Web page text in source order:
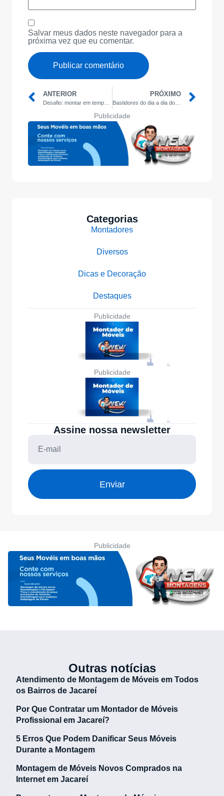
Salvar meus dados neste navegador para a
próxima vez que eu comentar.
ANTERIOR PRÓXIMO
Bastidores do dia a dia do montador
Publicidade
Categorias
Montadores
Diversos
Dicas e Decoração
Destaques
Publicidade
Publicidade
Assine nossa newsletter
Enviar
Publicidade
Outras notícias
Atendimento de Montagem de Móveis em Todos
os Bairros de Jacareí
Por Que Contratar um Montador de Móveis
Profissional em Jacareí?
5 Erros Que Podem Danificar Seus Móveis
Durante a Montagem
Montagem de Móveis Novos Comprados na
Internet em Jacareí